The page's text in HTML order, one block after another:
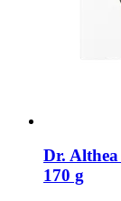
Dr. Althea
170 g